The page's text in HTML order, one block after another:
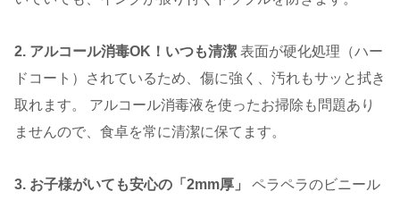
2. アルコール消毒OK！いつも清潔 表面が硬化処理（ハー
ドコート）されているため、傷に強く、汚れもサッと拭き
取れます。 アルコール消毒液を使ったお掃除も問題あり
ませんので、食卓を常に清潔に保てます。
3. お子様がいても安心の「2mm厚」
ペラペラのビニール